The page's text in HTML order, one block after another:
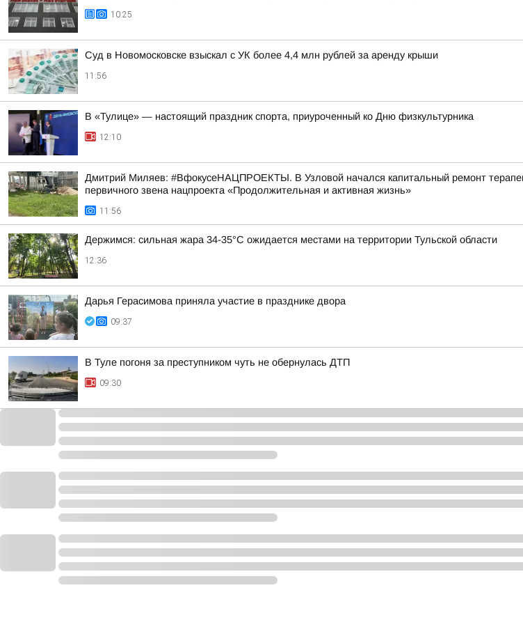
10:25
Суд в Новомосковске взыскал с УК более 4,4 млн рублей за аренду крыши
11:56
В «Тулице» — настоящий праздник спорта, приуроченный ко Дню физкультурника
12:10
Дмитрий Миляев: #ВфокусеНАЦПРОЕКТЫ. В Узловой начался капитальный ремонт
первичного звена нацпроекта «Продолжительная и активная жизнь»
11:56
Держимся: сильная жара 34-35°С ожидается местами на территории Тульской области
12:36
Дарья Герасимова приняла участие в празднике двора
09:37
В Туле погоня за преступником чуть не обернулась ДТП
09:30